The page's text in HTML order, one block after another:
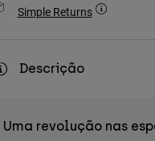
Simple Returns
Descrição
Uma revolução nas